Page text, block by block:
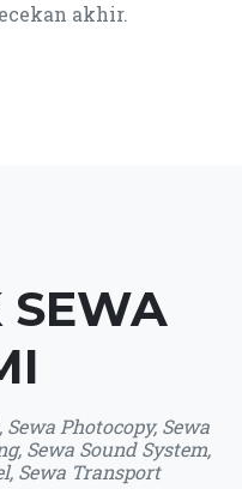
akhir.
SEWA
Photocopy, Sewa
Sewa Sound System,
Sewa Transport